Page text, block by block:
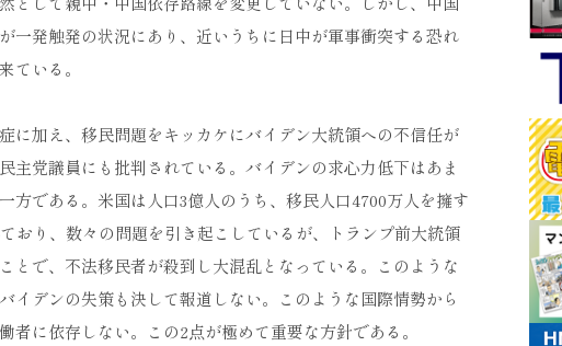
一発触発の状況にあり、近いうちに日中が軍事衝突する恐れ
ている。
加え、移民問題をキッカケにバイデン大統領への不信任が
党議員にも批判されている。バイデンの求心力低下はあま
方である。米国は人口3億人のうち、移民人口4700万人を擁す
おり、数々の問題を引き起こしているが、トランプ前大統領
とで、不法移民者が殺到し大混乱となっている。このような
デンの失策も決して報道しない。このような国際情勢から
に依存しない。この2点が極めて重要な方針である。